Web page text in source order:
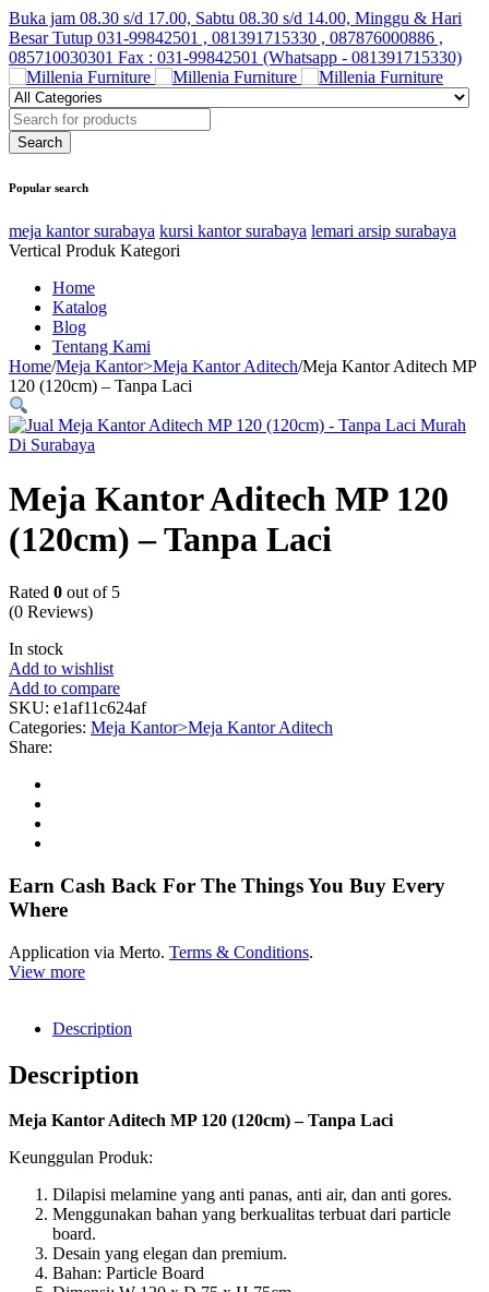
Buka jam 08.30 s/d 17.00, Sabtu 08.30 s/d 14.00, Minggu & Hari
Besar Tutup 031-99842501 , 081391715330 , 087876000886 ,
085710030301 Fax : 031-99842501 (Whatsapp - 081391715330)
Popular search
meja kantor surabaya kursi kantor surabaya lemari arsip surabaya
Vertical Produk Kategori
Home
Katalog
Blog
Tentang Kami
Home/Meja Kantor>Meja Kantor Aditech/Meja Kantor Aditech MP
120 (120cm) – Tanpa Laci
Meja Kantor Aditech MP 120
(120cm) – Tanpa Laci
Rated 0 out of 5
(0 Reviews)
In stock
Add to wishlist
Add to compare
SKU: e1af11c624af
Categories: Meja Kantor>Meja Kantor Aditech
Share:
Earn Cash Back For The Things You Buy Every
Where
Application via Merto. Terms & Conditions.
View more
Description
Description
Meja Kantor Aditech MP 120 (120cm) – Tanpa Laci
Keunggulan Produk:
Dilapisi melamine yang anti panas, anti air, dan anti gores.
Menggunakan bahan yang berkualitas terbuat dari particle
board.
Desain yang elegan dan premium.
Bahan: Particle Board